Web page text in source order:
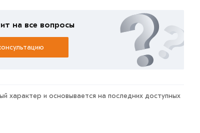
на все вопросы
характер и основывается на последних доступных